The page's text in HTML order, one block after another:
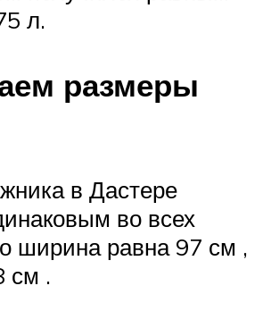
л.
размеры
в Дастере
во всех
ширина равна 97 см ,
см .